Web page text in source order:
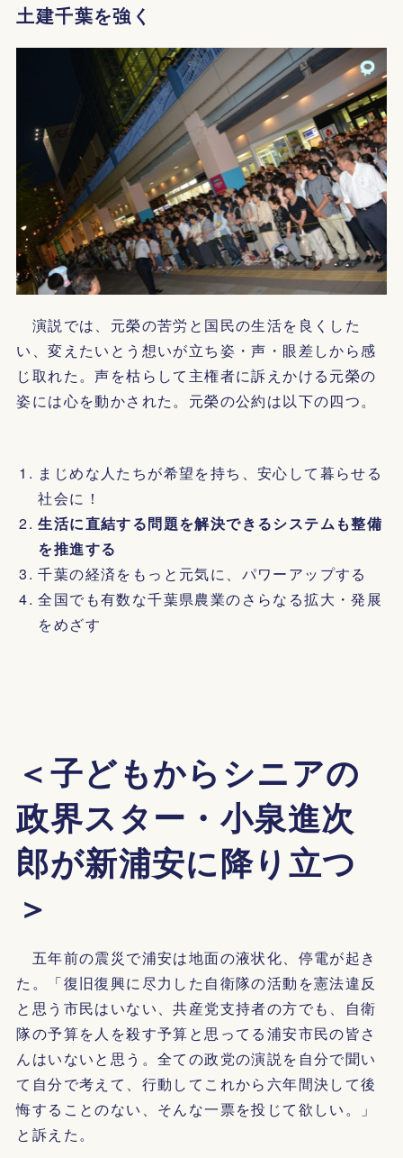
土建千葉を強く
演説では、元榮の苦労と国民の生活を良くした
い、変えたいとう想いが立ち姿・声・眼差しから感
じ取れた。声を枯らして主権者に訴えかける元榮の
姿には心を動かされた。元榮の公約は以下の四つ。
まじめな人たちが希望を持ち、安心して暮らせる
社会に！
生活に直結する問題を解決できるシステムも整備
を推進する
千葉の経済をもっと元気に、パワーアップする
全国でも有数な千葉県農業のさらなる拡大・発展
をめざす
＜子どもからシニアの
政界スター・小泉進次
郎が新浦安に降り立つ
＞
五年前の震災で浦安は地面の液状化、停電が起き
た。「復旧復興に尽力した自衛隊の活動を憲法違反
と思う市民はいない、共産党支持者の方でも、自衛
隊の予算を人を殺す予算と思ってる浦安市民の皆さ
んはいないと思う。全ての政党の演説を自分で聞い
て自分で考えて、行動してこれから六年間決して後
悔することのない、そんな一票を投じて欲しい。」
と訴えた。